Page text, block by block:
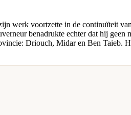
werk voortzette in de continuïteit
benadrukte echter dat hij
Driouch, Midar en Ben Taieb.